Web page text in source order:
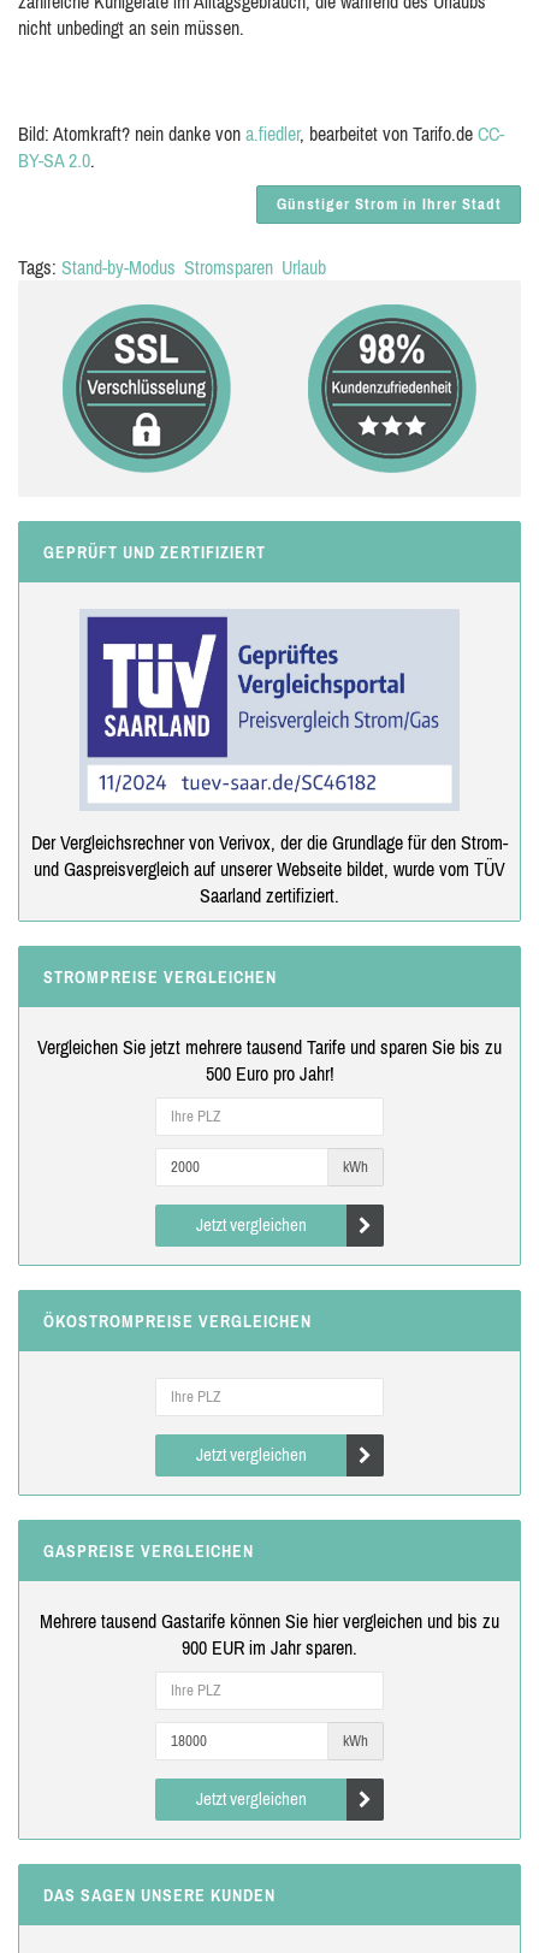
nicht unbedingt an sein müssen.
Bild: Atomkraft? nein danke von a.fiedler, bearbeitet von Tarifo.de CC-
BY-SA 2.0.
Günstiger Strom in Ihrer Stadt
Tags: Stand-by-Modus Stromsparen Urlaub
GEPRÜFT UND ZERTIFIZIERT
Der Vergleichsrechner von Verivox, der die Grundlage für den Strom-
und Gaspreisvergleich auf unserer Webseite bildet, wurde vom TÜV
Saarland zertifiziert.
STROMPREISE VERGLEICHEN
Vergleichen Sie jetzt mehrere tausend Tarife und sparen Sie bis zu
500 Euro pro Jahr!
kWh
Jetzt vergleichen
ÖKOSTROMPREISE VERGLEICHEN
Jetzt vergleichen
GASPREISE VERGLEICHEN
Mehrere tausend Gastarife können Sie hier vergleichen und bis zu
900 EUR im Jahr sparen.
kWh
Jetzt vergleichen
DAS SAGEN UNSERE KUNDEN